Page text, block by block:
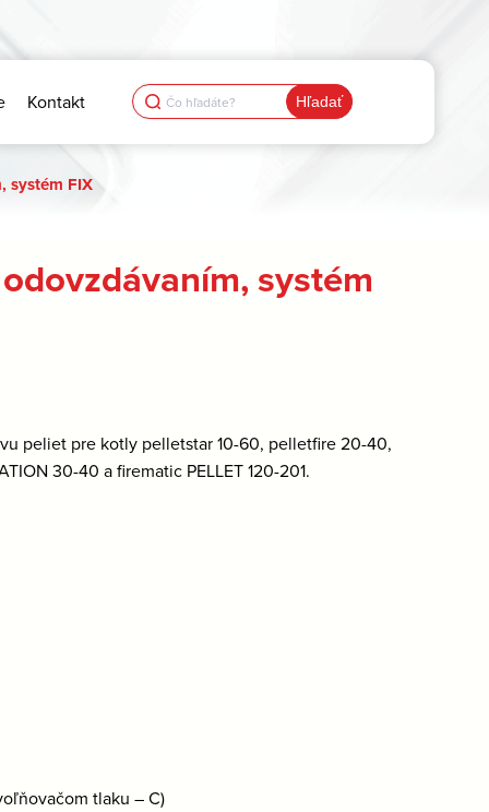
Kontakt Search
for:
systém FIX
systém
peliet pre kotly pelletstar 10-60, pelletfire 20-40,
30-40 a firematic PELLET 120-201.
tlaku – C)